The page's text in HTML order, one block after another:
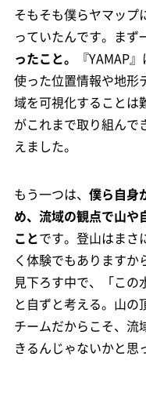
そもそも僕らヤマップ
っていたんです。まず
ったこと。
『YAMAP
使った位置情報や地形
域を可視化することは
がこれまで取り組んで
えました。
もう一つは、 僕ら自身
め、流域の観点で山や
ことです。登山はまさ
く体験でもありますか
見下ろす中で、「この
と自ずと考える。山の
チームだからこそ、流
きるんじゃないかと思